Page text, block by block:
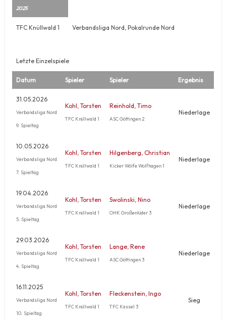
2025
TFC Knüllwald 1 Verbandsliga Nord, Pokalrunde Nord
Letzte Einzelspiele
Datum Spieler Spieler Ergebnis
31.05.2026
Verbandsliga Nord
9. Spieltag
Kohl, Torsten
TFC Knüllwald 1
Reinhold, Timo
ASC Göttingen 2
Niederlage
10.05.2026
Verbandsliga Nord
7. Spieltag
Kohl, Torsten
TFC Knüllwald 1
Hilgenberg, Christian
Kicker Wölfe Wolfhagen 1
Niederlage
19.04.2026
Verbandsliga Nord
5. Spieltag
Kohl, Torsten
TFC Knüllwald 1
Swolinski, Nino
OHK Großenlüder 3
Niederlage
29.03.2026
Verbandsliga Nord
4. Spieltag
Kohl, Torsten
TFC Knüllwald 1
Lange, Rene
ASC Göttingen 3
Niederlage
16.11.2025
Verbandsliga Nord
10. Spieltag
Kohl, Torsten
TFC Knüllwald 1
Fleckenstein, Ingo
TFC Kassel 3
Sieg